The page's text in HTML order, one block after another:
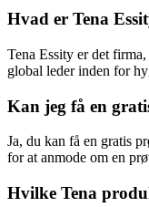
Hvad er Tena
Tena Essity er det
global leder inden for
Kan jeg få en
Ja, du kan få en gratis
for at anmode om en
Hvilke Tena